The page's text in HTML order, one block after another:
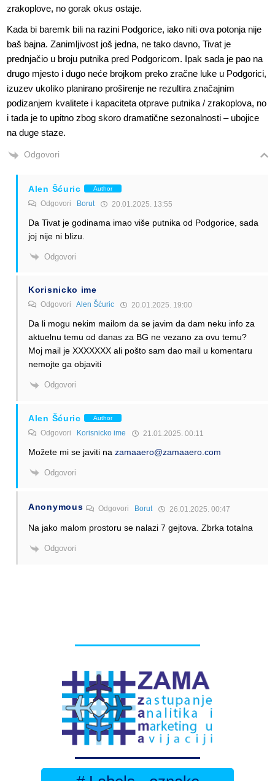
zrakoplove, no gorak okus ostaje.
Kada bi baremk bili na razini Podgorice, iako niti ova potonja nije
baš bajna. Zanimljivost još jedna, ne tako davno, Tivat je
prednjačio u broju putnika pred Podgoricom. Ipak sada je pao na
drugo mjesto i dugo neće brojkom preko zračne luke u Podgorici,
izuzev ukoliko planirano proširenje ne rezultira značajnim
podizanjem kvalitete i kapaciteta otprave putnika / zrakoplova, no
i tada je to upitno zbog skoro dramatične sezonalnosti – ubojice
na duge staze.
Odgovori
Alen Šćuric Author
Odgovori Borut 20.01.2025. 13:55
Da Tivat je godinama imao više putnika od Podgorice, sada
joj nije ni blizu.
Odgovori
Korisnicko ime
Odgovori Alen Šćuric 20.01.2025. 19:00
Da li mogu nekim mailom da se javim da dam neku info za
aktuelnu temu od danas za BG ne vezano za ovu temu?
Moj mail je XXXXXXX ali pošto sam dao mail u komentaru
nemojte ga objaviti
Odgovori
Alen Šćuric Author
Odgovori Korisnicko ime 21.01.2025. 00:11
Možete mi se javiti na zamaaero@zamaaero.com
Odgovori
Anonymous Odgovori Borut 26.01.2025. 00:47
Na jako malom prostoru se nalazi 7 gejtova. Zbrka totalna
Odgovori